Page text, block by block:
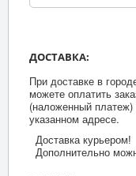
ДОСТАВКА:
При доставке в
можете оплатить
(наложенный платеж)
указанном адресе.
Доставка курьером!
Дополнительно